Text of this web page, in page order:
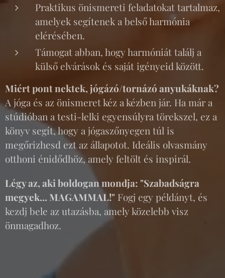
Praktikus önismereti feladatokat tartalmaz,
amelyek segítenek a belső harmónia
elérésében.
Támogat abban, hogy harmóniát találj a
külső elvárások és saját igényeid között.
Miért pont nektek, jógázó/tornázó anyukáknak?
A jóga és az önismeret kéz a kézben jár. Ha már a
stúdióban a testi-lelki egyensúlyra törekszel, ez a
könyv segít, hogy a jógaszőnyegen túl is
megőrizhesd ezt az állapotot. Ideális olvasmány
otthoni énidődhöz, amely feltölt és inspirál.
Légy az, aki boldogan mondja: "Szabadságra
megyek... MAGAMMAL!" Fogj egy példányt, és
kezdj bele az utazásba, amely közelebb visz
önmagadhoz. 😊